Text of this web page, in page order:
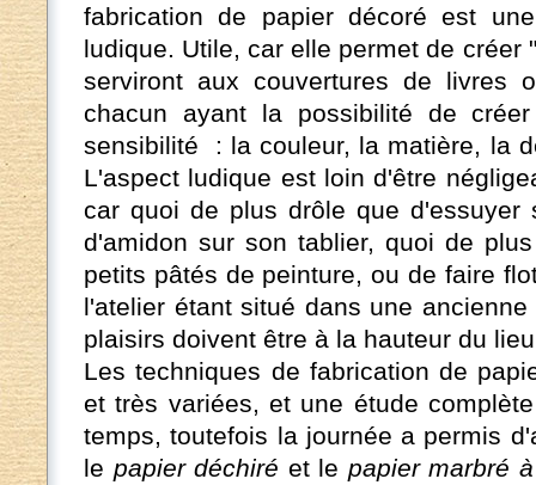
fabrication de papier décoré est
ludique. Utile, car elle permet de créer
serviront aux couvertures de
chacun ayant la possibilité de
sensibilité : la couleur, la matière, la
L'aspect ludique est loin d'être
car quoi de plus drôle que d'essuyer
d'amidon sur son tablier, quoi de
petits pâtés de peinture, ou de faire
l'atelier étant situé dans une
plaisirs doivent être à la hauteur du
Les techniques de fabrication de
et très variées, et une étude
temps, toutefois la journée a permis
le papier déchiré et le papier marbré